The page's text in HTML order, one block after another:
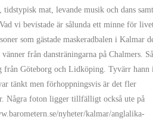
mat, levande musik och dans samt
vi bevistade är sålunda ett minne för
som gästade maskeradbalen i Kalmar
från dansträningarna på Chalmers. Så
från Göteborg och Lidköping. Tyvärr hann
tänkt men förhoppningsvis är det fler
Några foton ligger tillfälligt också ute på
nyheter/kalmar/anglalika-